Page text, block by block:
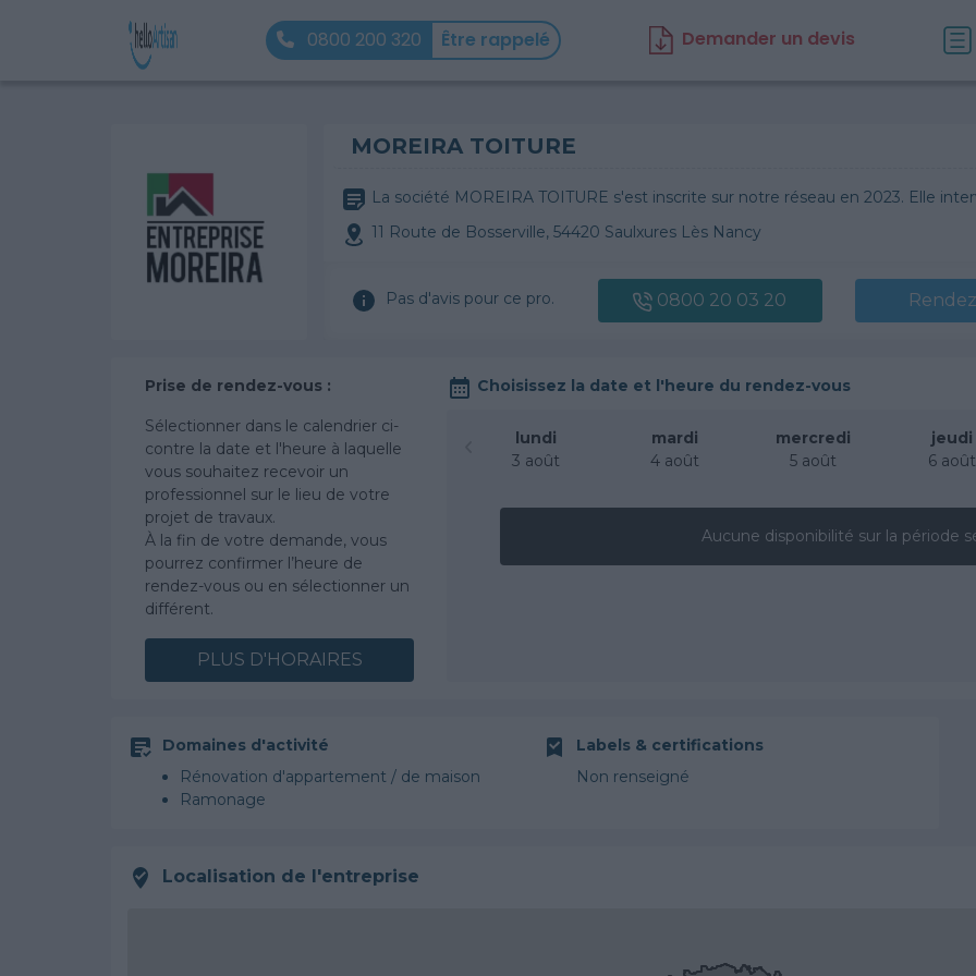
0800 200 320 Être rappelé Demander un devis
MOREIRA TOITURE
La société MOREIRA TOITURE s'est inscrite sur notre réseau en 2023. Elle
11 Route de Bosserville, 54420 Saulxures Lès Nancy
Pas d'avis pour ce pro. 0800 20 03 20
Prise de rendez-vous :
Sélectionner dans le calendrier ci-
contre la date et l'heure à laquelle
vous souhaitez recevoir un
professionnel sur le lieu de votre
projet de travaux.
À la fin de votre demande, vous
pourrez confirmer l’heure de
rendez-vous ou en sélectionner un
différent.
PLUS D'HORAIRES
Choisissez la date et l'heure du rendez-vous
lundi
3 août
mardi
4 août
mercredi
5 août
jeudi
6 août
Aucune disponibilité sur la période
Domaines d'activité
Rénovation d'appartement / de maison
Ramonage
Labels & certifications
Non renseigné
Localisation de l'entreprise